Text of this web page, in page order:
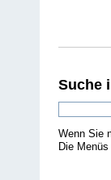
Suche
Wenn Sie
Die